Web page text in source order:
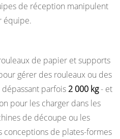
de réception manipulent
équipe.
de papier et supports
gérer des rouleaux ou des
parfois2 000 kg- et
pour les charger dans les
de découpe ou les
de plates-formes